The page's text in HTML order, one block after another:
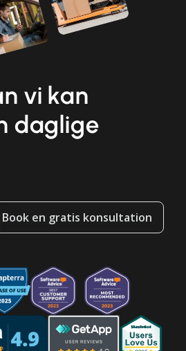
vi kan
daglige
Book en gratis konsultation